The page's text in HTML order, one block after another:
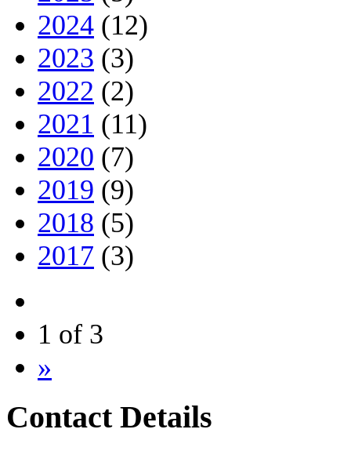
2024 (12)
2023 (3)
2022 (2)
2021 (11)
2020 (7)
2019 (9)
2018 (5)
2017 (3)
1 of 3
»
Contact Details